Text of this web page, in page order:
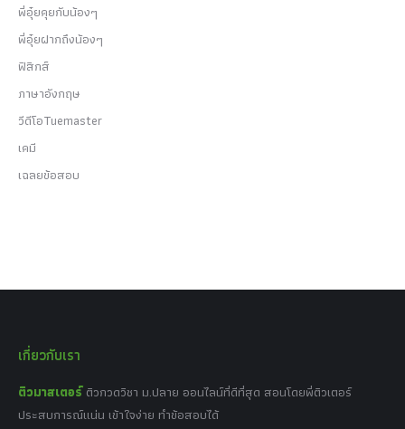
พี่อุ๋ยคุยกับน้องๆ
พี่อุ๋ยฝากถึงน้องๆ
ฟิสิกส์
ภาษาอังกฤษ
วีดีโอTuemaster
เคมี
เฉลยข้อสอบ
เกี่ยวกับเรา
ติวมาสเตอร์ ติวกวดวิชา ม.ปลาย ออนไลน์ที่ดีที่สุด สอนโดยพี่ติวเตอร์
ประสบการณ์แน่น เข้าใจง่าย ทำข้อสอบได้